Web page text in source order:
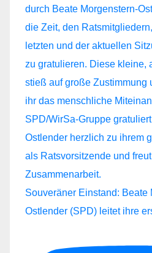
Souveräner Einstand: Beate
Ostlender (SPD) leitet ihre